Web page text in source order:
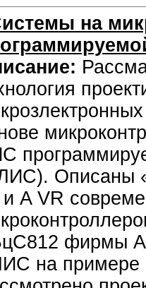
на
Описаны
и A VR
фирмы
на примере